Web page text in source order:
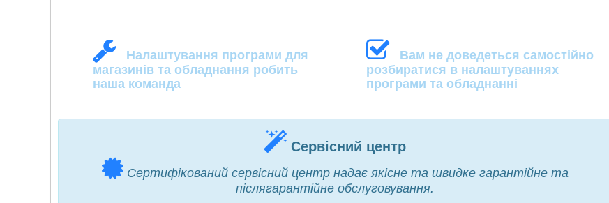
Налаштування програми для
магазинів та обладнання робить
наша команда
Вам не доведеться самостійно
розбиратися в налаштуваннях
програми та обладнанні
Сервісний центр
Сертифікований сервісний центр надає якісне та швидке гарантійне та
післягарантійне обслуговування.